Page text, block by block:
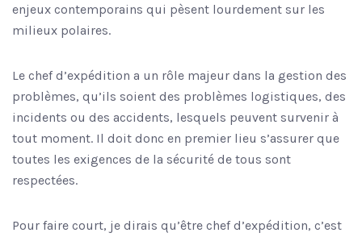
enjeux contemporains qui pèsent lourdement sur les
milieux polaires.
Le chef d’expédition a un rôle majeur dans la gestion des
problèmes, qu’ils soient des problèmes logistiques, des
incidents ou des accidents, lesquels peuvent survenir à
tout moment. Il doit donc en premier lieu s’assurer que
toutes les exigences de la sécurité de tous sont
respectées.
Pour faire court, je dirais qu’être chef d’expédition, c’est